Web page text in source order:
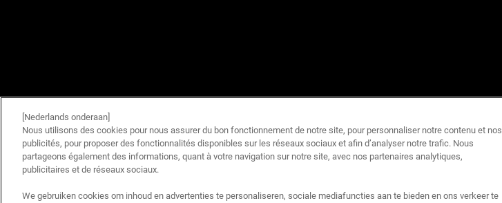
[Nederlands onderaan]
Nous utilisons des cookies pour nous assurer du bon fonctionnement de notre site, pour personnaliser notre contenu et nos
publicités, pour proposer des fonctionnalités disponibles sur les réseaux sociaux et afin d’analyser notre trafic. Nous
partageons également des informations, quant à votre navigation sur notre site, avec nos partenaires analytiques,
publicitaires et de réseaux sociaux.
We gebruiken cookies om inhoud en advertenties te personaliseren, sociale mediafuncties aan te bieden en ons verkeer te